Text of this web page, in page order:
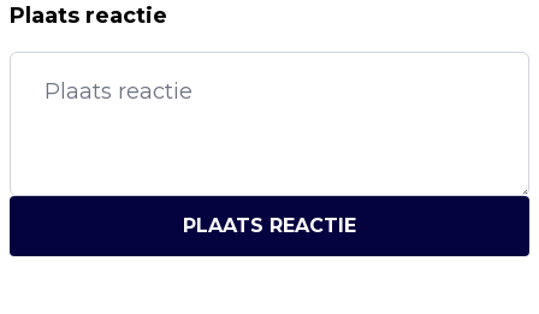
Plaats reactie
PLAATS REACTIE